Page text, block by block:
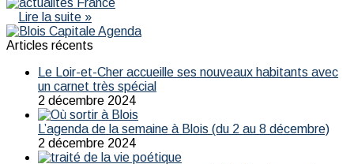
Lire la suite »
Articles récents
Le Loir-et-Cher accueille ses nouveaux habitants avec
un carnet très spécial
2 décembre 2024
L’agenda de la semaine à Blois (du 2 au 8 décembre)
2 décembre 2024